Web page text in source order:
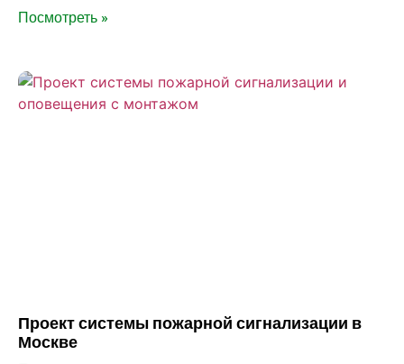
Посмотреть »
Проект системы пожарной сигнализации в
Москве